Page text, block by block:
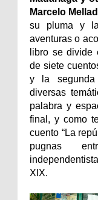
Marcelo
su pluma y
aventuras o
libro se divide
de siete
y la
diversas
palabra y
final, y como
cuento “La
pugnas
XIX.